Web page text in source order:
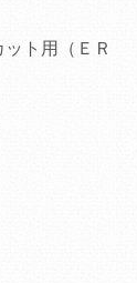
ト用（ＥＲ